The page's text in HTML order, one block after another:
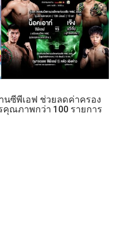
นซีพีเอฟ ช่วยลดค่าครอง
ณภาพกว่า 100 รายการ